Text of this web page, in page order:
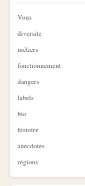
Vous
diversite
métiers
fonctionnement
dangers
labels
bio
histoire
anecdotes
régions